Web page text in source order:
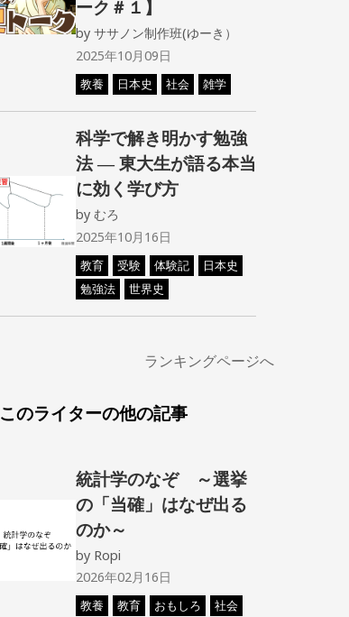
ーク＃１】
by ササノン制作班(ゆーき）
2025年10月09日
教養 日本史 社会 雑学
科学で解き明かす勉強
法 ― 東大生が語る本当
に効く学び方
by むろ
2025年10月16日
教育 受験 体験記
日本史
勉強法
世界史
ランキングページへ
このライターの他の記事
統計学のなぞ ～選挙
の「当確」はなぜ出る
のか～
by Ropi
2026年02月16日
教養 教育 おもしろ 社会